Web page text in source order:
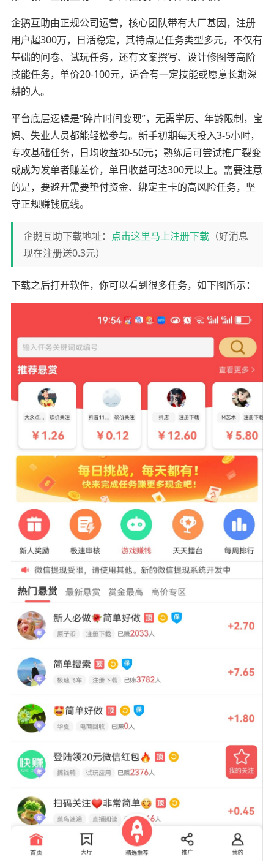
企鹅互助由正规公司运营，核心团队带有大厂基因，注册
用户超300万，日活稳定，其特点是任务类型多元，不仅有
基础的问卷、试玩任务，还有文案撰写、设计修图等高阶
技能任务，单价20-100元，适合有一定技能或愿意长期深
耕的人。
平台底层逻辑是“碎片时间变现”，无需学历、年龄限制，宝
妈、失业人员都能轻松参与。新手初期每天投入3-5小时，
专攻基础任务，日均收益30-50元；熟练后可尝试推广裂变
或成为发单者赚差价，单日收益可达300元以上。需要注意
的是，要避开需要垫付资金、绑定主卡的高风险任务，坚
守正规赚钱底线。
企鹅互助下载地址： 点击这里马上注册下载（好消息
现在注册送0.3元）
下载之后打开软件，你可以看到很多任务，如下图所示：